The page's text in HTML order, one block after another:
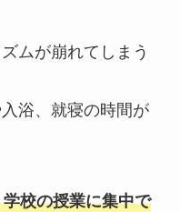
ムが崩れてしまう
浴、就寝の時間が
校の授業に集中で